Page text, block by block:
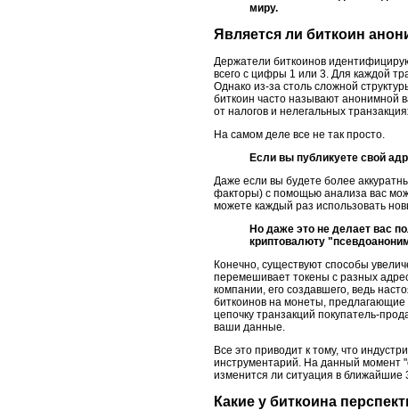
миру.
Является ли биткоин
Держатели биткоинов
всего с цифры 1 или 3. Для каждой
Однако из-за столь сложной
биткоин часто называют анонимной
от налогов и нелегальных
На самом деле все не так просто.
Если вы публикуете свой
Даже если вы будете более
факторы) с помощью анализа вас
можете каждый раз использовать
Но даже это не делает вас
криптовалюту
Конечно, существуют способы
перемешивает токены с разных
компании, его создавшего, ведь
биткоинов на монеты,
цепочку транзакций покупатель-
ваши данные.
Все это приводит к тому, что
инструментарий. На данный момент
изменится ли ситуация в ближайшие
Какие у биткоина